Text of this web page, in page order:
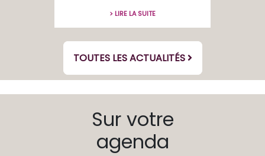
> LIRE LA SUITE
TOUTES LES ACTUALITÉS
Sur votre
agenda